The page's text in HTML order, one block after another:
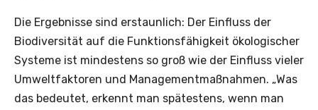
Die Ergebnisse sind erstaunlich: Der Einfluss der
Biodiversität auf die Funktionsfähigkeit ökologischer
Systeme ist mindestens so groß wie der Einfluss vieler
Umweltfaktoren und Managementmaßnahmen. „Was
das bedeutet, erkennt man spätestens, wenn man